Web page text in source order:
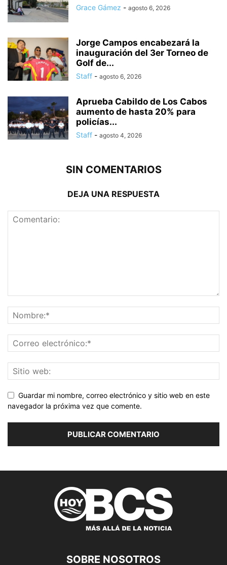
Grace Gámez - agosto 6, 2026
Jorge Campos encabezará la
inauguración del 3er Torneo de
Golf de...
Staff - agosto 6, 2026
Aprueba Cabildo de Los Cabos
aumento de hasta 20% para
policías...
Staff - agosto 4, 2026
SIN COMENTARIOS
DEJA UNA RESPUESTA
Guardar mi nombre, correo electrónico y sitio web en este
navegador la próxima vez que comente.
SOBRE NOSOTROS